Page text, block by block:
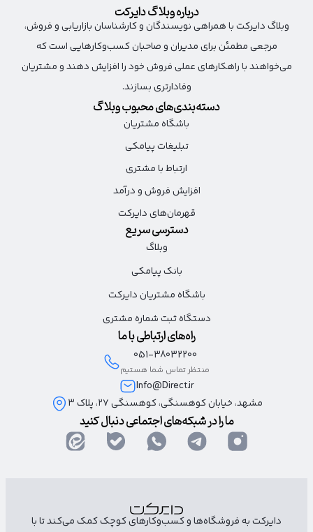
درباره وبلاگ دایرکت
وبلاگ دایرکت با همراهی نویسندگان و کارشناسان بازاریابی و فروش،
مرجعی مطمئن برای مدیران و صاحبان کسب‌وکارهایی است که
می‌خواهند با راهکارهای عملی فروش خود را افزایش دهند و مشتریان
وفادارتری بسازند.
دسته‌بندی‌های محبوب وبلاگ
باشگاه مشتریان
تبلیغات پیامکی
ارتباط با مشتری
افزایش فروش و درآمد
قهرمان‌های دایرکت
دسترسی سریع
وبلاگ
بانک پیامکی
باشگاه مشتریان دایرکت
دستگاه ثبت شماره مشتری
راه‌های ارتباطی با ما
051-38032200
منتظر تماس شما هستیم
Info@Direct.ir
مشهد، خیابان کوهسنگی، کوهسنگی ۲۷، پلاک 3
ما را در شبکه‌های اجتماعی دنبال کنید
دایرکت به فروشگاه‌ها و کسب‌وکارهای کوچک کمک می‌کند تا با